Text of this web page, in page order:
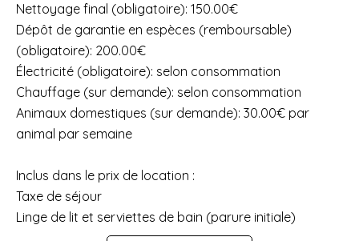
Nettoyage final (obligatoire): 150.00€
Dépôt de garantie en espèces (remboursable)
(obligatoire): 200.00€
Électricité (obligatoire): selon consommation
Chauffage (sur demande): selon consommation
Animaux domestiques (sur demande): 30.00€ par
animal par semaine
Inclus dans le prix de location :
Taxe de séjour
Linge de lit et serviettes de bain (parure initiale)